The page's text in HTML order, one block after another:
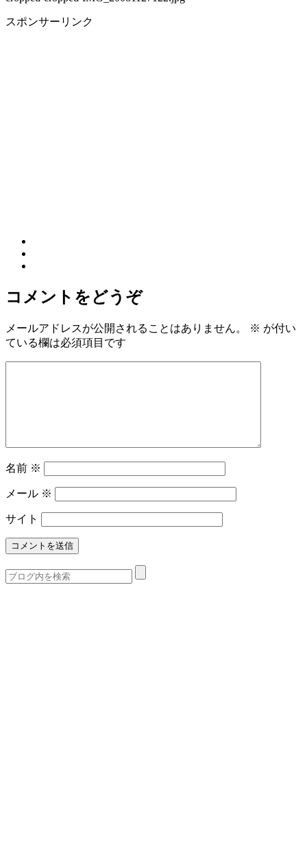
スポンサーリンク
コメントをどうぞ
メールアドレスが公開されることはありません。 ※ が付い
ている欄は必須項目です
名前 ※
メール ※
サイト